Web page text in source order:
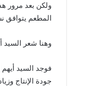
ولكن بعد مرور
المطعم يتوافق
وهنا شعر السيد
جودة الإنتاج